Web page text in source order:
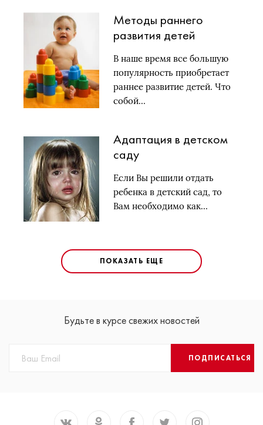
Методы раннего
развития детей
В наше время все большую
популярность приобретает
раннее развитие детей. Что
собой…
Адаптация в детском
саду
Если Вы решили отдать
ребенка в детский сад, то
Вам необходимо как…
ПОКАЗАТЬ ЕЩЕ
Будьте в курсе свежих новостей
ПОДПИСАТЬСЯ